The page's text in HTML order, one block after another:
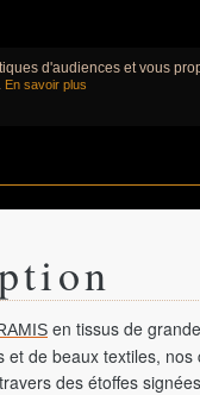
d'audiences et vous
En savoir plus
en tissus de
de beaux textiles, nos
des étoffes signées